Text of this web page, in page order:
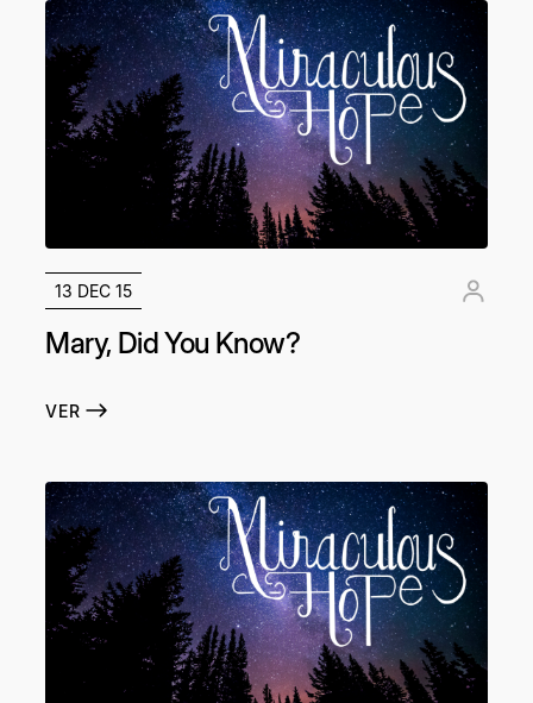
13 DEC 15
Mary, Did You Know?
VER